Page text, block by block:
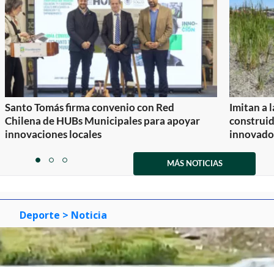
Santo Tomás firma convenio con Red
Chilena de HUBs Municipales para apoyar
innovaciones locales
Imitan a
itemitemitem
MÁS NOTICIAS
Deporte > Noticia